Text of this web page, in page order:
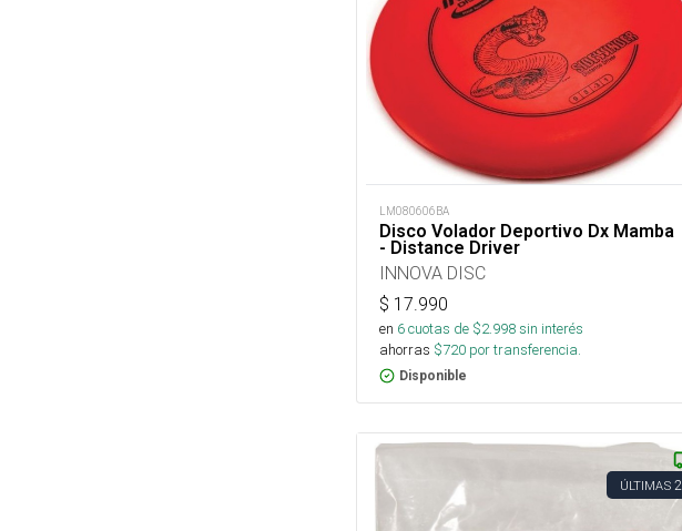
LM080606BA
Disco Volador Deportivo Dx Mamba
- Distance Driver
INNOVA DISC
$ 17.990
en 6cuotas de $2.998sin interés
ahorras $720 por transferencia.
Disponible
ÚLTIMAS 2